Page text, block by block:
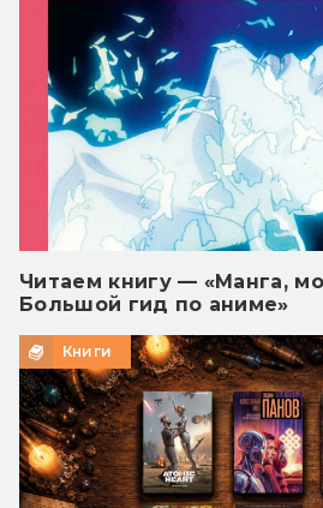
Читаем книгу — «Манга,
Большой гид по аниме»
Книги